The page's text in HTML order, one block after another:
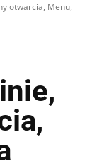
otwarcia, Menu,